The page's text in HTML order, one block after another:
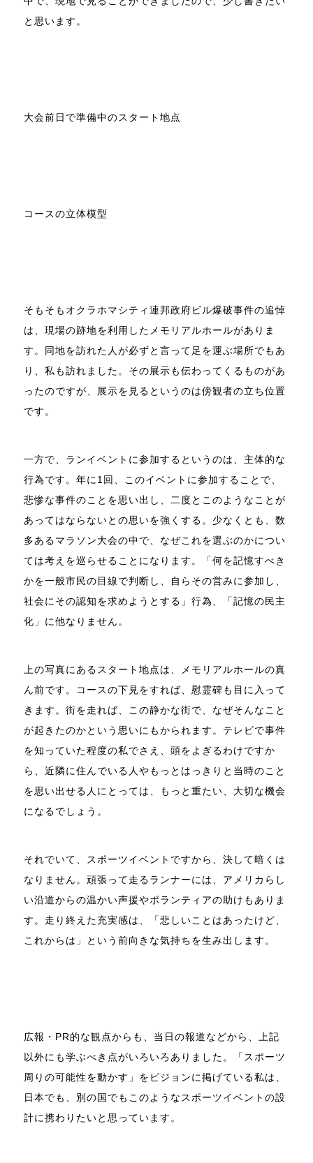
と思います。
大会前日で準備中のスタート地点
コースの立体模型
そもそもオクラホマシティ連邦政府ビル爆破事件の追悼
は、現場の跡地を利用したメモリアルホールがありま
す。同地を訪れた人が必ずと言って足を運ぶ場所でもあ
り、私も訪れました。その展示も伝わってくるものがあ
ったのですが、展示を見るというのは傍観者の立ち位置
です。
一方で、ランイベントに参加するというのは、主体的な
行為です。年に1回、このイベントに参加することで、
悲惨な事件のことを思い出し、二度とこのようなことが
あってはならないとの思いを強くする。少なくとも、数
多あるマラソン大会の中で、なぜこれを選ぶのかについ
ては考えを巡らせることになります。「何を記憶すべき
かを一般市民の目線で判断し、自らその営みに参加し、
社会にその認知を求めようとする」行為、「記憶の民主
化」に他なりません。
上の写真にあるスタート地点は、メモリアルホールの真
ん前です。コースの下見をすれば、慰霊碑も目に入って
きます。街を走れば、この静かな街で、なぜそんなこと
が起きたのかという思いにもかられます。テレビで事件
を知っていた程度の私でさえ、頭をよぎるわけですか
ら、近隣に住んでいる人やもっとはっきりと当時のこと
を思い出せる人にとっては、もっと重たい、大切な機会
になるでしょう。
それでいて、スポーツイベントですから、決して暗くは
なりません。頑張って走るランナーには、アメリカらし
い沿道からの温かい声援やボランティアの助けもありま
す。走り終えた充実感は、「悲しいことはあったけど、
これからは」という前向きな気持ちを生み出します。
広報・PR的な観点からも、当日の報道などから、上記
以外にも学ぶべき点がいろいろありました。「スポーツ
周りの可能性を動かす」をビジョンに掲げている私は、
日本でも、別の国でもこのようなスポーツイベントの設
計に携わりたいと思っています。